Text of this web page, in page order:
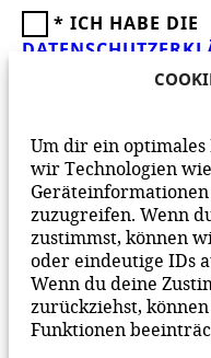
Um dir ein
wir Technologien
zuzugreifen. Wenn
zustimmst, können
oder eindeutige IDs
Wenn du deine
zurückziehst,
Funktionen
* ICH HABE DIE
AKZEPTIERE DIESE.
MITEINANDER AUF